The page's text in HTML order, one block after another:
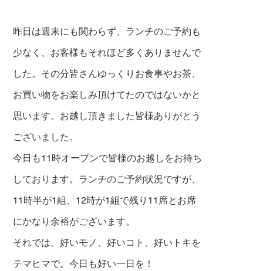
昨日は週末にも関わらず、ランチのご予約も
少なく、お客様もそれほど多くありませんで
した。その分皆さんゆっくりお食事やお茶、
お買い物をお楽しみ頂けてたのではないかと
思います。お越し頂きました皆様ありがとう
ございました。
今日も11時オープンで皆様のお越しをお待ち
しております。ランチのご予約状況ですが、
11時半が1組、12時が1組で残り11席とお席
にかなり余裕がございます。
それでは、好いモノ、好いコト、好いトキを
テマヒマで。今日も好い一日を！